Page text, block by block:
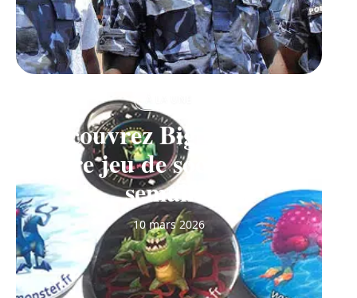
Découvrez Big Monster,
notre jeu de société de la
semaine
10 mars 2026